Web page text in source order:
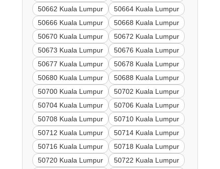
50662 Kuala Lumpur
50664 Kuala Lumpur
50666 Kuala Lumpur
50668 Kuala Lumpur
50670 Kuala Lumpur
50672 Kuala Lumpur
50673 Kuala Lumpur
50676 Kuala Lumpur
50677 Kuala Lumpur
50678 Kuala Lumpur
50680 Kuala Lumpur
50688 Kuala Lumpur
50700 Kuala Lumpur
50702 Kuala Lumpur
50704 Kuala Lumpur
50706 Kuala Lumpur
50708 Kuala Lumpur
50710 Kuala Lumpur
50712 Kuala Lumpur
50714 Kuala Lumpur
50716 Kuala Lumpur
50718 Kuala Lumpur
50720 Kuala Lumpur
50722 Kuala Lumpur